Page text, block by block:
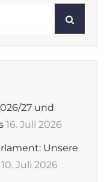
27 und
16. Juli 2026
Unsere
10. Juli 2026